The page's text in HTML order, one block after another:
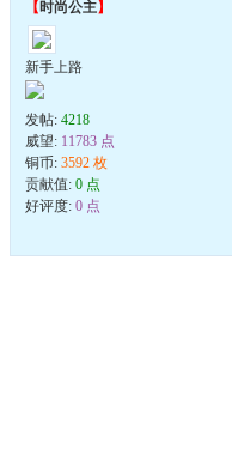
【时尚公主】
新手上路
发帖: 4218
威望: 11783 点
铜币: 3592 枚
贡献值: 0 点
好评度: 0 点